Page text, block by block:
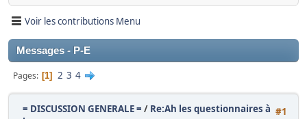
Voir les contributions Menu
Messages - P-E
Pages 1 2 3 4
#1
= DISCUSSION GENERALE = / Re:Ah les questionnaires à